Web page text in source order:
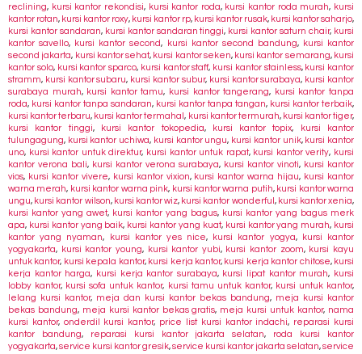
reclining, kursi kantor rekondisi, kursi kantor roda, kursi kantor roda murah, kursi
kantor rotan, kursi kantor roxy, kursi kantor rp, kursi kantor rusak, kursi kantor saharjo,
kursi kantor sandaran, kursi kantor sandaran tinggi, kursi kantor saturn chair, kursi
kantor savello, kursi kantor second, kursi kantor second bandung,
kursi kantor
second jakarta, kursi kantor sehat, kursi kantor seken, kursi kantor semarang, kursi
kantor solo, kursi kantor sparco, kursi kantor staff, kursi kantor stainless, kursi kantor
stramm, kursi kantor subaru, kursi kantor subur, kursi kantor surabaya, kursi kantor
surabaya murah, kursi kantor tamu, kursi kantor tangerang,
kursi kantor tanpa
roda, kursi kantor tanpa sandaran, kursi kantor tanpa tangan, kursi kantor terbaik,
kursi kantor terbaru, kursi kantor termahal, kursi kantor termurah, kursi kantor tiger,
kursi kantor tinggi, kursi kantor tokopedia, kursi kantor topix,
kursi kantor
tulungagung, kursi kantor uchiwa, kursi kantor ungu, kursi kantor unik, kursi kantor
uno, kursi kantor untuk direktur, kursi kantor untuk rapat, kursi kantor verity, kursi
kantor verona bali, kursi kantor verona surabaya, kursi kantor vinoti, kursi kantor
vios, kursi kantor vivere, kursi kantor vixion, kursi kantor warna hijau, kursi kantor
warna merah, kursi kantor warna pink, kursi kantor warna putih, kursi kantor warna
ungu, kursi kantor wilson, kursi kantor wiz, kursi kantor wonderful , kursi kantor xenia,
kursi kantor yang awet, kursi kantor yang bagus, kursi kantor yang bagus merk
apa, kursi kantor yang baik, kursi kantor yang kuat, kursi kantor yang murah, kursi
kantor yang nyaman, kursi kantor yes nice, kursi kantor yogya,
kursi kantor
yogyakarta, kursi kantor young, kursi kantor yubi, kursi kantor zoom, kursi kayu
untuk kantor, kursi kepala kantor, kursi kerja kantor, kursi kerja kantor chitose, kursi
kerja kantor harga, kursi kerja kantor surabaya, kursi lipat kantor murah,
kursi
lobby kantor, kursi sofa untuk kantor, kursi tamu untuk kantor, kursi untuk kantor,
lelang kursi kantor, meja dan kursi kantor bekas bandung, meja kursi kantor
bekas bandung, meja kursi kantor bekas gratis, meja kursi untuk kantor, nama
kursi kantor, onderdil kursi kantor, price list kursi kantor indachi, reparasi kursi
kantor bandung, reparasi kursi kantor jakarta selatan, roda kursi kantor
yogyakarta,service kursi kantor gresik,service kursi kantor jakarta selatan,service